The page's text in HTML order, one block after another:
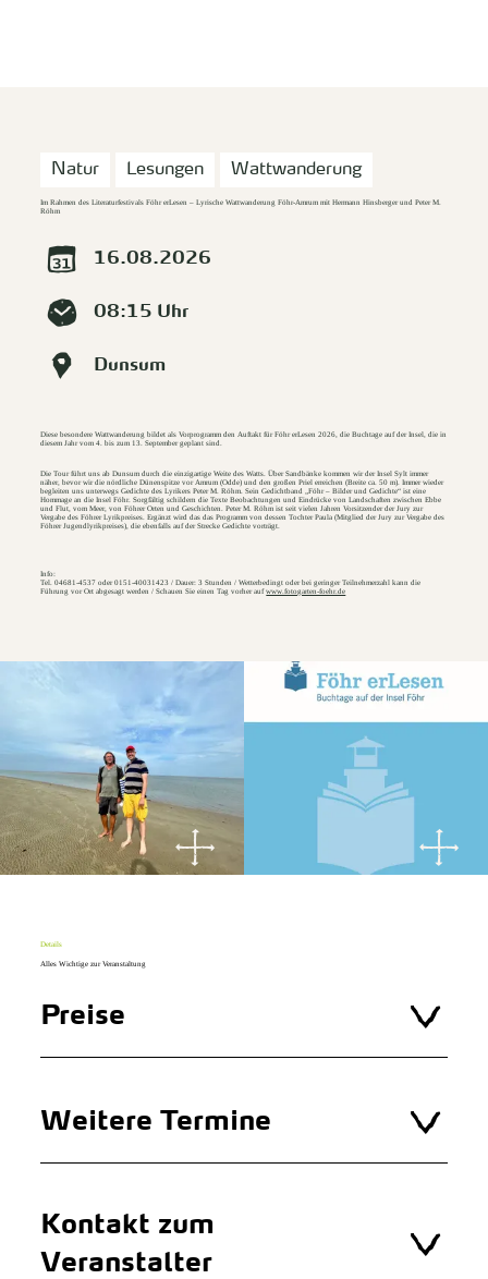
Natur Lesungen Wattwanderung
Im Rahmen des Literaturfestivals Föhr erLesen – Lyrische Wattwanderung Föhr-Amrum mit Hermann Hinsberger und Peter M.
Röhm
16.08.2026
08:15 Uhr
Dunsum
Diese besondere Wattwanderung bildet als Vorprogramm den Auftakt für Föhr erLesen 2026, die Buchtage auf der Insel, die in
diesem Jahr vom 4. bis zum 13. September geplant sind.
Die Tour führt uns ab Dunsum durch die einzigartige Weite des Watts. Über Sandbänke kommen wir der Insel Sylt immer
näher, bevor wir die nördliche Dünenspitze vor Amrum (Odde) und den großen Priel erreichen (Breite ca. 50 m). Immer wieder
begleiten uns unterwegs Gedichte des Lyrikers Peter M. Röhm. Sein Gedichtband „Föhr – Bilder und Gedichte“ ist eine
Hommage an die Insel Föhr. Sorgfältig schildern die Texte Beobachtungen und Eindrücke von Landschaften zwischen Ebbe
und Flut, vom Meer, von Föhrer Orten und Geschichten. Peter M. Röhm ist seit vielen Jahren Vorsitzender der Jury zur
Vergabe des Föhrer Lyrikpreises. Ergänzt wird das das Programm von dessen Tochter Paula (Mitglied der Jury zur Vergabe des
Föhrer Jugendlyrikpreises), die ebenfalls auf der Strecke Gedichte vorträgt.
Info:
Tel. 04681-4537 oder 0151-40031423 / Dauer: 3 Stunden / Wetterbedingt oder bei geringer Teilnehmerzahl kann die
Führung vor Ort abgesagt werden / Schauen Sie einen Tag vorher aufwww.fotogarten-foehr.de
Details
Alles Wichtige zur Veranstaltung
Preise
Weitere Termine
Kontakt zum
Veranstalter